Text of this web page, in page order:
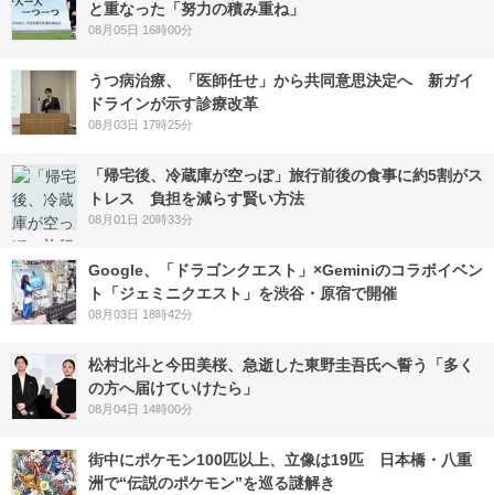
と重なった「努力の積み重ね」
08月05日 16時00分
うつ病治療、「医師任せ」から共同意思決定へ 新ガイ
ドラインが示す診療改革
08月03日 17時25分
「帰宅後、冷蔵庫が空っぽ」旅行前後の食事に約5割がス
トレス 負担を減らす賢い方法
08月01日 20時33分
Google、「ドラゴンクエスト」×Geminiのコラボイベン
ト「ジェミニクエスト」を渋谷・原宿で開催
08月03日 18時42分
松村北斗と今田美桜、急逝した東野圭吾氏へ誓う「多く
の方へ届けていけたら」
08月04日 14時00分
街中にポケモン100匹以上、立像は19匹 日本橋・八重
洲で“伝説のポケモン”を巡る謎解き